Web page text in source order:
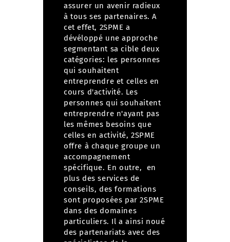
assurer un avenir radieux
à tous ses partenaires. A
cet effet, 2SPME a
dévéloppé une approche
segmentant sa cible deux
catégories: les personnes
qui souhaitent
entreprendre et celles en
cours d'activité. Les
personnes qui souhaitent
entreprendre n'ayant pas
les mêmes besoins que
celles en activité, 2SPME
offre à chaque groupe un
accompagnement
spécifique. En outre, en
plus des services de
conseils, des formations
sont proposées par 2SPME
dans des domaines
particuliers. Il a ainsi noué
des partenariats avec des